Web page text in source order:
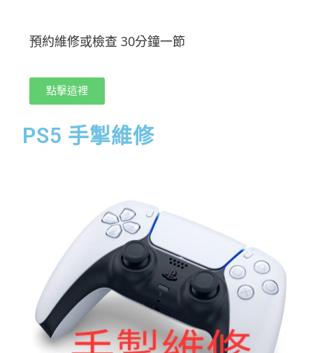
預約維修或檢查 30分鐘一節
點擊這裡
PS5 手掣維修